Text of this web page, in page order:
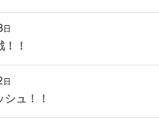
日
！
日
シュ！！